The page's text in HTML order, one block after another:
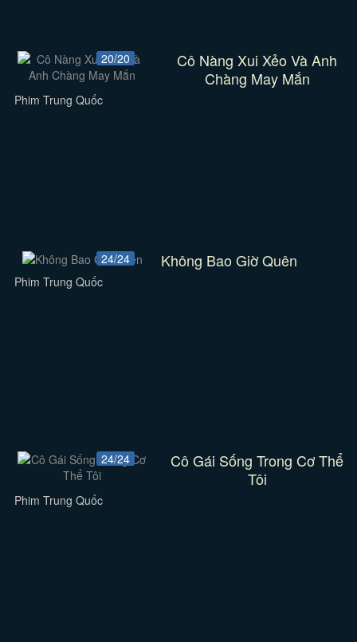
20/20
Cô Nàng Xui Xẻo Và Anh
Chàng May Mắn
Phim Trung Quốc
24/24 Không Bao Giờ Quên
Phim Trung Quốc
24/24
Cô Gái Sống Trong Cơ Thể
Tôi
Phim Trung Quốc